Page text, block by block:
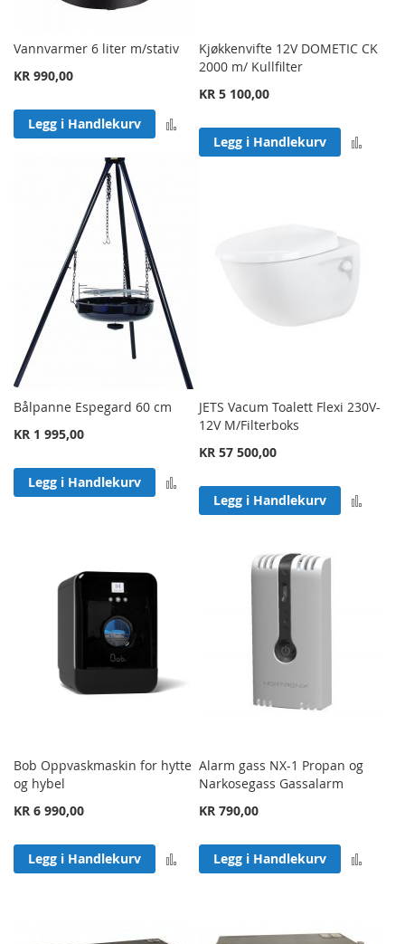
Vannvarmer 6 liter m/stativ
KR 990,00
Legg i Handlekurv
Kjøkkenvifte 12V DOMETIC CK
2000 m/ Kullfilter
KR 5 100,00
Legg i Handlekurv
Bålpanne Espegard 60 cm
KR 1 995,00
Legg i Handlekurv
JETS Vacum Toalett Flexi 230V-
12V M/Filterboks
KR 57 500,00
Legg i Handlekurv
Bob Oppvaskmaskin for hytte
og hybel
KR 6 990,00
Legg i Handlekurv Legg til sammenligning
Alarm gass NX-1 Propan og
Narkosegass Gassalarm
KR 790,00
Legg i Handlekurv